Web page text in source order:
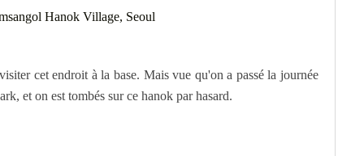
cet endroit à la base. Mais vue qu'on a passé la journée
et on est tombés sur ce hanok par hasard.